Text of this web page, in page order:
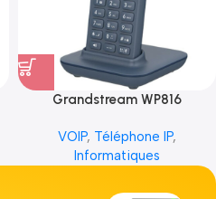
Grandstream WP816
VOIP, Téléphone IP,
Informatiques